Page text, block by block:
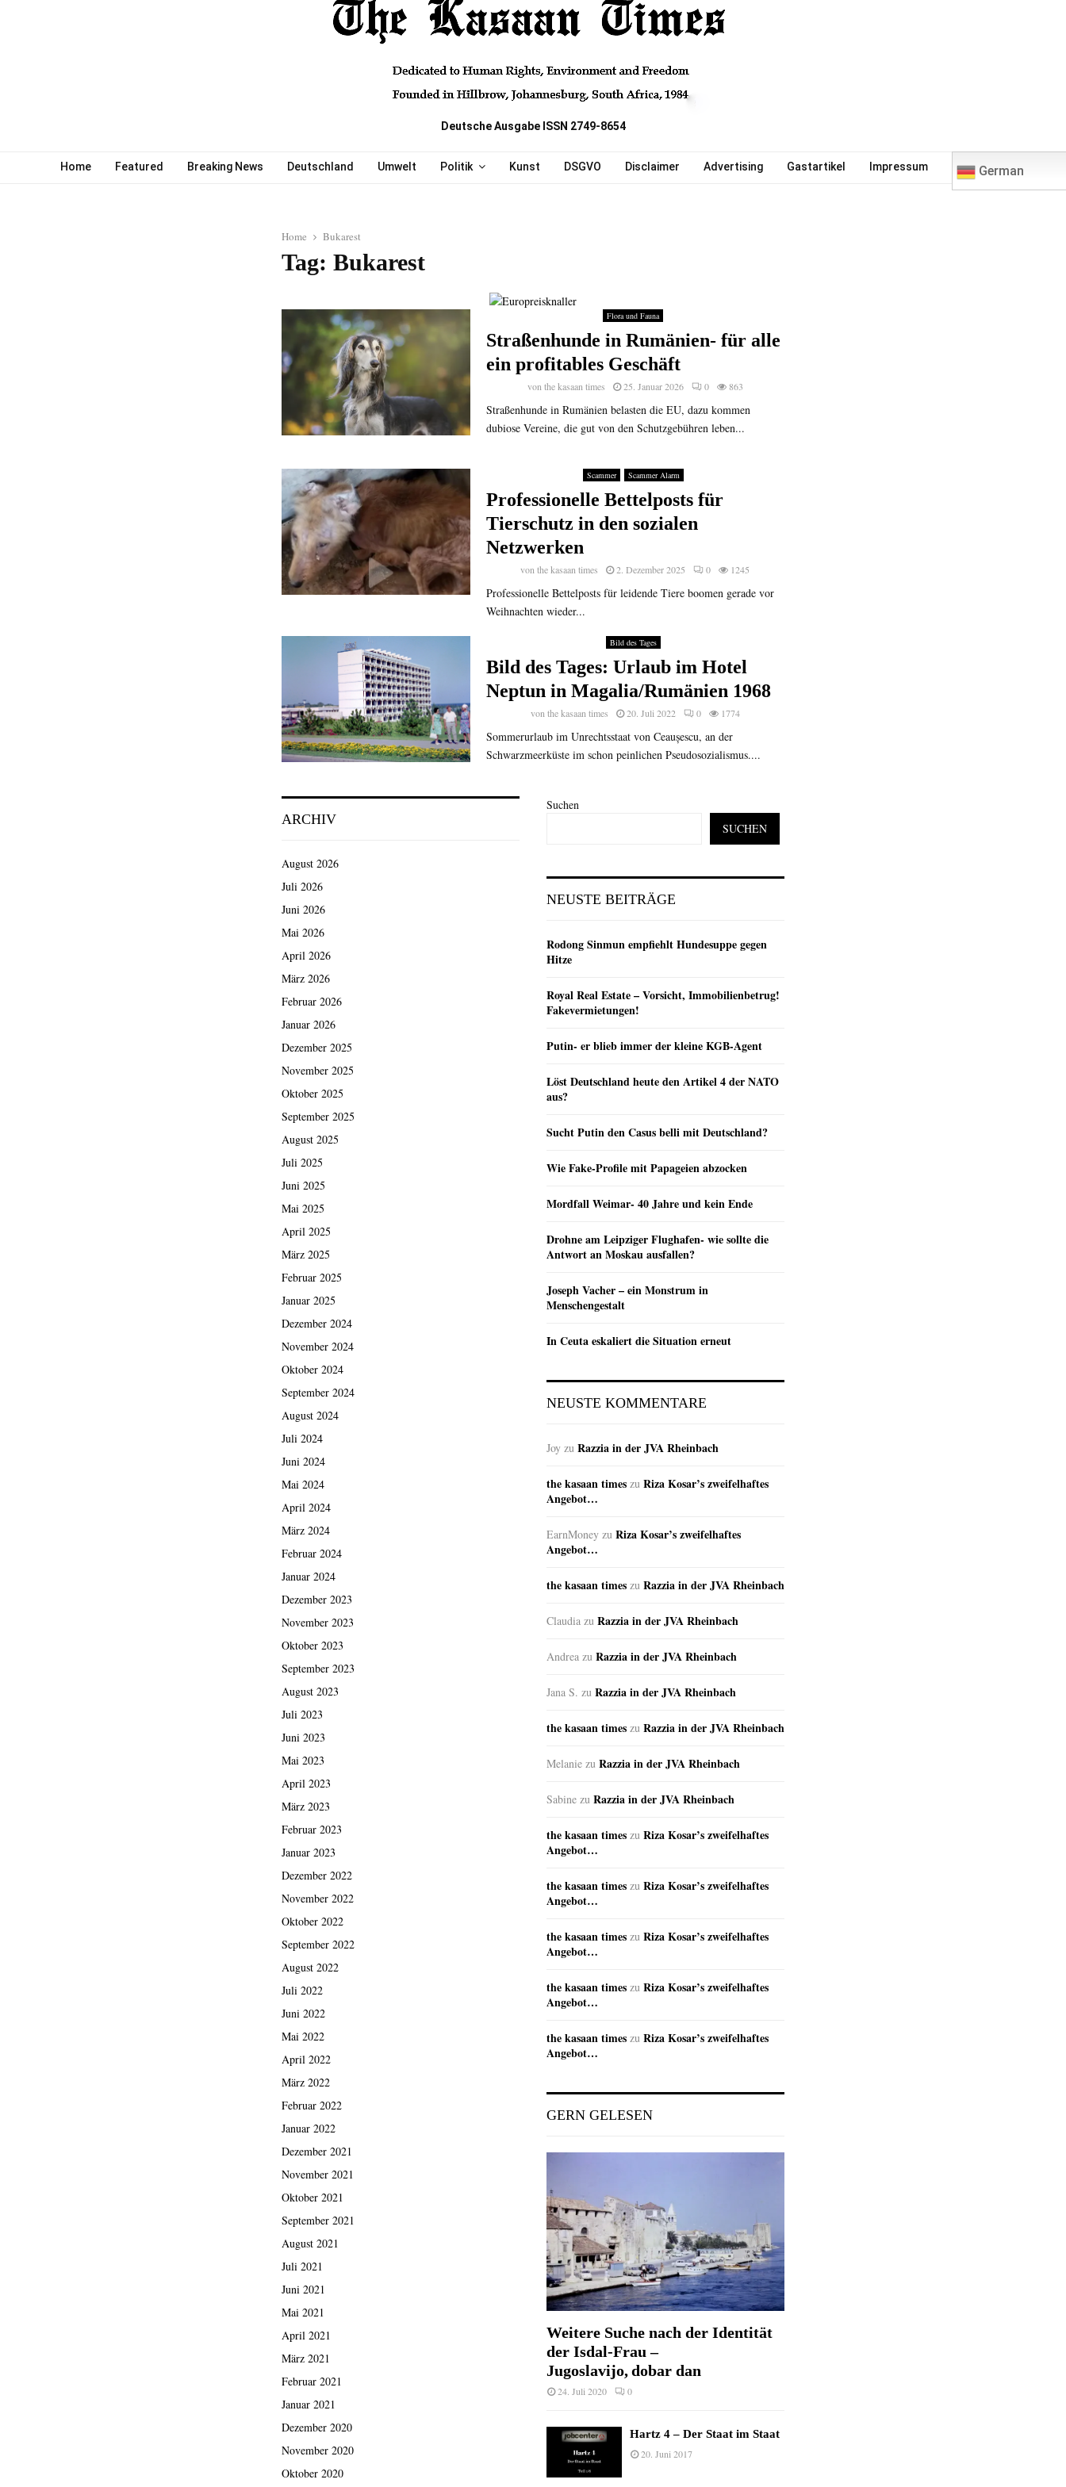
Deutsche Ausgabe ISSN 2749-8654
Home Featured Breaking News Deutschland Umwelt Politik Kunst DSGVO Disclaimer Advertising Gastartikel Impressum German
Home Bukarest
Tag: Bukarest
Flora und Fauna
Straßenhunde in Rumänien- für alle
ein profitables Geschäft
vonthe kasaan times 25. Januar 2026 0 863
Straßenhunde in Rumänien belasten die EU, dazu kommen
dubiose Vereine, die gut von den Schutzgebühren leben...
Scammer Scammer Alarm
Professionelle Bettelposts für
Tierschutz in den sozialen
Netzwerken
vonthe kasaan times 2. Dezember 2025 0 1245
Professionelle Bettelposts für leidende Tiere boomen gerade vor
Weihnachten wieder...
Bild des Tages
Bild des Tages: Urlaub im Hotel
Neptun in Magalia/Rumänien 1968
vonthe kasaan times 20. Juli 2022 0 1774
Sommerurlaub im Unrechtsstaat von Ceaușescu, an der
Schwarzmeerküste im schon peinlichen Pseudosozialismus....
ARCHIV
August 2026
Juli 2026
Juni 2026
Mai 2026
April 2026
März 2026
Februar 2026
Januar 2026
Dezember 2025
November 2025
Oktober 2025
September 2025
August 2025
Juli 2025
Juni 2025
Mai 2025
April 2025
März 2025
Februar 2025
Januar 2025
Dezember 2024
November 2024
Oktober 2024
September 2024
August 2024
Juli 2024
Juni 2024
Mai 2024
April 2024
März 2024
Februar 2024
Januar 2024
Dezember 2023
November 2023
Oktober 2023
September 2023
August 2023
Juli 2023
Juni 2023
Mai 2023
April 2023
März 2023
Februar 2023
Januar 2023
Dezember 2022
November 2022
Oktober 2022
September 2022
August 2022
Juli 2022
Juni 2022
Mai 2022
April 2022
März 2022
Februar 2022
Januar 2022
Dezember 2021
November 2021
Oktober 2021
September 2021
August 2021
Juli 2021
Juni 2021
Mai 2021
April 2021
März 2021
Februar 2021
Januar 2021
Dezember 2020
November 2020
Oktober 2020
Suchen
SUCHEN
NEUSTE BEITRÄGE
Rodong Sinmun empfiehlt Hundesuppe gegen
Hitze
Royal Real Estate – Vorsicht, Immobilienbetrug!
Fakevermietungen!
Putin- er blieb immer der kleine KGB-Agent
Löst Deutschland heute den Artikel 4 der NATO
aus?
Sucht Putin den Casus belli mit Deutschland?
Wie Fake-Profile mit Papageien abzocken
Mordfall Weimar- 40 Jahre und kein Ende
Drohne am Leipziger Flughafen- wie sollte die
Antwort an Moskau ausfallen?
Joseph Vacher – ein Monstrum in
Menschengestalt
In Ceuta eskaliert die Situation erneut
NEUSTE KOMMENTARE
Joy zu Razzia in der JVA Rheinbach
the kasaan times zu Riza Kosar’s zweifelhaftes
Angebot…
EarnMoney zu Riza Kosar’s zweifelhaftes
Angebot…
the kasaan times zu Razzia in der JVA Rheinbach
Claudia zu Razzia in der JVA Rheinbach
Andrea zu Razzia in der JVA Rheinbach
Jana S. zu Razzia in der JVA Rheinbach
the kasaan times zu Razzia in der JVA Rheinbach
Melanie zu Razzia in der JVA Rheinbach
Sabine zu Razzia in der JVA Rheinbach
the kasaan times zu Riza Kosar’s zweifelhaftes
Angebot…
the kasaan times zu Riza Kosar’s zweifelhaftes
Angebot…
the kasaan times zu Riza Kosar’s zweifelhaftes
Angebot…
the kasaan times zu Riza Kosar’s zweifelhaftes
Angebot…
the kasaan times zu Riza Kosar’s zweifelhaftes
Angebot…
GERN GELESEN
Weitere Suche nach der Identität
der Isdal-Frau –
Jugoslavijo, dobar dan
24. Juli 2020 0
Hartz 4 – Der Staat im Staat
20. Juni 2017